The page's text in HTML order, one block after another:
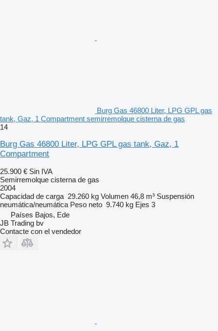
Burg Gas 46800 Liter, LPG GPL gas
tank, Gaz, 1 Compartment semirremolque cisterna de gas
14
Burg Gas 46800 Liter, LPG GPL gas tank, Gaz, 1
Compartment
25.900 € Sin IVA
Semirremolque cisterna de gas
2004
Capacidad de carga 29.260 kg Volumen 46,8 m³ Suspensión
neumática/neumática Peso neto 9.740 kg Ejes 3
Países Bajos, Ede
JB Trading bv
Contacte con el vendedor